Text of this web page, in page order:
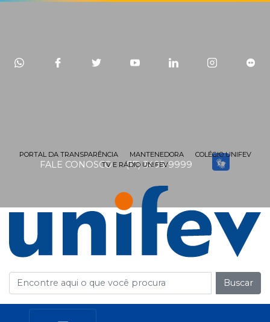
FALE CONOSCO (17) 3405-9999
PORTAL DA TRANSPARÊNCIA MANTENEDORA
COLÉGIO UNIFEV
TV E RÁDIO UNIFEV
Buscar